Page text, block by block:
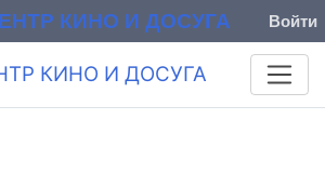
Войти
КИНО И ДОСУГА